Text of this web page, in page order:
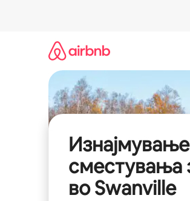
сместувања
во Swanville